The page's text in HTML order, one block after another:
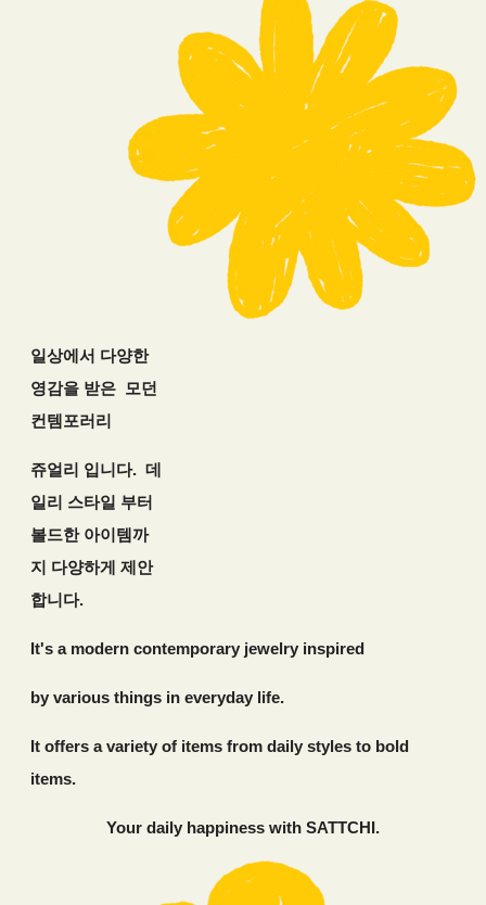
일상에서 다양한
영감을 받은 모던
컨템포러리
쥬얼리 입니다. 데
일리 스타일 부터
볼드한 아이템까
지 다양하게 제안
합니다.
It's a modern contemporary jewelry inspired
by various things in everyday life.
It offers a variety of items from daily styles to bold
items.
Your daily happiness with SATTCHI.